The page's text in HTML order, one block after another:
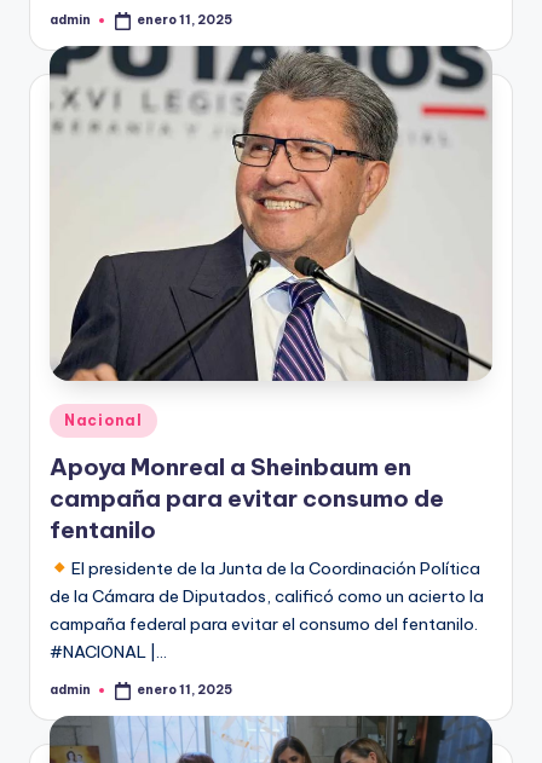
Publicado
admin enero 11, 2025
Publicado
en
Nacional
Apoya Monreal a Sheinbaum en
campaña para evitar consumo de
fentanilo
El presidente de la Junta de la Coordinación Política
de la Cámara de Diputados, calificó como un acierto la
campaña federal para evitar el consumo del fentanilo.
#NACIONAL |…
Publicado
admin enero 11, 2025